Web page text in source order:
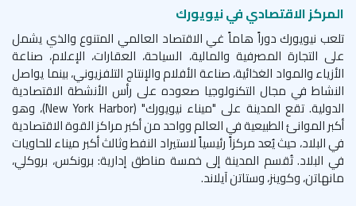
المركز الاقتصادي في نيويورك
تلعب نيويورك دوراً هاماً غي الاقتصاد العالمي المتنوع والذي يشمل
على التجارة المصرفية والمالية، السياحة، العقارات، الإعلام، صناعة
الأزياء والمواد الغذائية، صناعة الأفلام والإنتاج التلفزيوني، بينما يواصل
النشاط في مجال التكنولوجيا صعوده على رأس الأنشطة الاقتصادية
الدولية. تقع المدينة على "ميناء نيويورك" (New York Harbor)، وهو
أكبر الموانئ الطبيعية في العالم وواحد من أكبر مراكز القوة الاقتصادية
في البلاد، حيث يُعد مركزاً رئيسياً لاستيراد النفط وثالث أكبر ميناء للحاويات
في البلاد. تُقسم المدينة إلى خمسة مناطق إدارية: برونكس، بروكلي،
مانهاتن، وكوينز، وستاتن آيلاند.